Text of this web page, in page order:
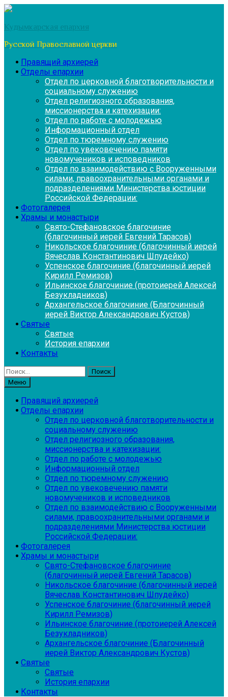
Перейти
содержимому
Кудымкарская епархия
Русской Православной церкви
Правящий архиерей
Отделы епархии
Отдел по церковной благотворительности и
социальному служению
Отдел религиозного образования,
миссионерства и катехизации:
Отдел по работе с молодежью
Информационный отдел
Отдел по тюремному служению
Отдел по увековечению памяти
новомучеников и исповедников
Отдел по взаимодействию с Вооруженными
силами, правоохранительными органами и
подразделениями Министерства юстиции
Российской Федерации:
Фотогалерея
Храмы и монастыри
Свято-Стефановское благочиние
(благочинный иерей Евгений Тарасов)
Никольское благочиние (благочинный иерей
Вячеслав Константинович Шпудейко)
Успенское благочиние (благочинный иерей
Кирилл Ремизов)
Ильинское благочиние (протоиерей Алексей
Безукладников)
Архангельское благочиние (Благочинный
иерей Виктор Александрович Кустов)
Святые
Святые
История епархии
Контакты
Найти:
Меню
Правящий архиерей
Отделы епархии
Отдел по церковной благотворительности и
социальному служению
Отдел религиозного образования,
миссионерства и катехизации:
Отдел по работе с молодежью
Информационный отдел
Отдел по тюремному служению
Отдел по увековечению памяти
новомучеников и исповедников
Отдел по взаимодействию с Вооруженными
силами, правоохранительными органами и
подразделениями Министерства юстиции
Российской Федерации:
Фотогалерея
Храмы и монастыри
Свято-Стефановское благочиние
(благочинный иерей Евгений Тарасов)
Никольское благочиние (благочинный иерей
Вячеслав Константинович Шпудейко)
Успенское благочиние (благочинный иерей
Кирилл Ремизов)
Ильинское благочиние (протоиерей Алексей
Безукладников)
Архангельское благочиние (Благочинный
иерей Виктор Александрович Кустов)
Святые
Святые
История епархии
Контакты